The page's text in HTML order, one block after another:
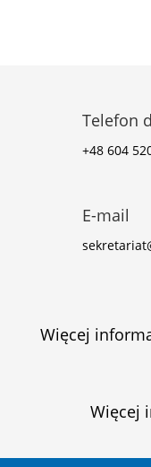
Telefon
+48 604
E-mail
Więcej
Więcej